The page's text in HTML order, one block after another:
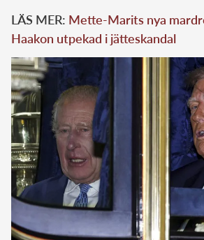
LÄS MER: Mette-Marits nya
Haakon utpekad i jätteskandal